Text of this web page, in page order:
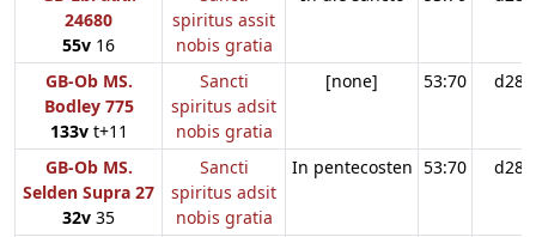
24680
55v 16
spiritus assit
nobis gratia
GB-Ob MS.
Bodley 775
133vt+11
Sancti
spiritus adsit
nobis gratia
[none] 53:70 d28
GB-Ob MS.
Selden Supra 27
32v 35
Sancti
spiritus adsit
nobis gratia
In pentecosten 53:70 d28